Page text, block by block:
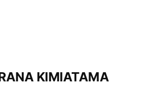
KIMIATAMA